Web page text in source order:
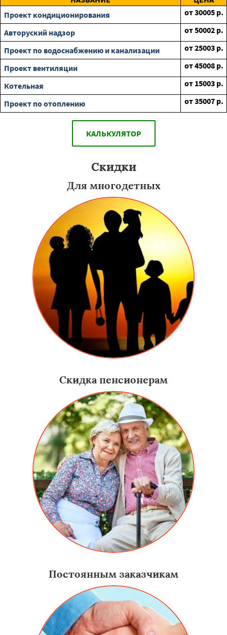
Проект кондиционирования
от30005 р.
Авторуский надзор
от50002 р.
Проект по водоснабжению и канализации
от25003 р.
Проект вентиляции
от45008 р.
Котельная
от 15003 р.
Проект по отоплению
от35007 р.
КАЛЬКУЛЯТОР
Скидки
Для многодетных
Скидка пенсионерам
Постоянным заказчикам